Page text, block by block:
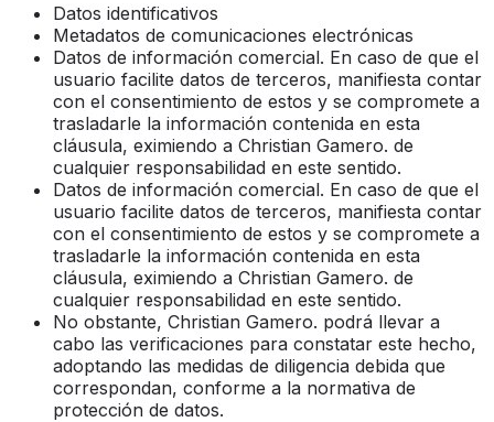
Datos identificativos
Metadatos de comunicaciones electrónicas
Datos de información comercial. En caso de que el
usuario facilite datos de terceros, manifiesta contar
con el consentimiento de estos y se compromete a
trasladarle la información contenida en esta
cláusula, eximiendo a Christian Gamero. de
cualquier responsabilidad en este sentido.
Datos de información comercial. En caso de que el
usuario facilite datos de terceros, manifiesta contar
con el consentimiento de estos y se compromete a
trasladarle la información contenida en esta
cláusula, eximiendo a Christian Gamero. de
cualquier responsabilidad en este sentido.
No obstante, Christian Gamero. podrá llevar a
cabo las verificaciones para constatar este hecho,
adoptando las medidas de diligencia debida que
correspondan, conforme a la normativa de
protección de datos.